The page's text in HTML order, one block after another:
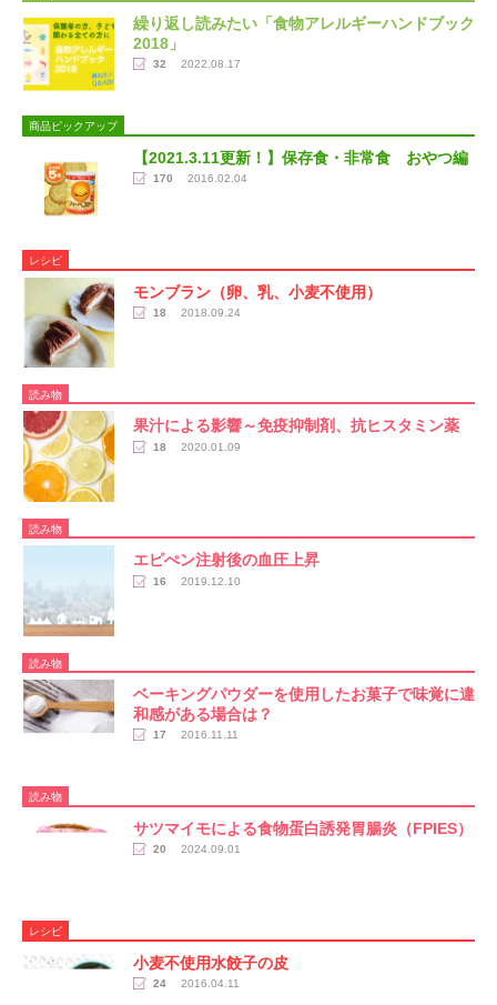
繰り返し読みたい「食物アレルギーハンドブック
2018」
32 2022.08.17
商品ピックアップ
【2021.3.11更新！】保存食・非常食 おやつ編
170 2016.02.04
レシピ
モンブラン（卵、乳、小麦不使用）
18 2018.09.24
読み物
果汁による影響～免疫抑制剤、抗ヒスタミン薬
18 2020.01.09
読み物
エピぺン注射後の血圧上昇
16 2019.12.10
読み物
ベーキングパウダーを使用したお菓子で味覚に違
和感がある場合は？
17 2016.11.11
読み物
サツマイモによる食物蛋白誘発胃腸炎（FPIES）
20 2024.09.01
レシピ
小麦不使用水餃子の皮
24 2016.04.11